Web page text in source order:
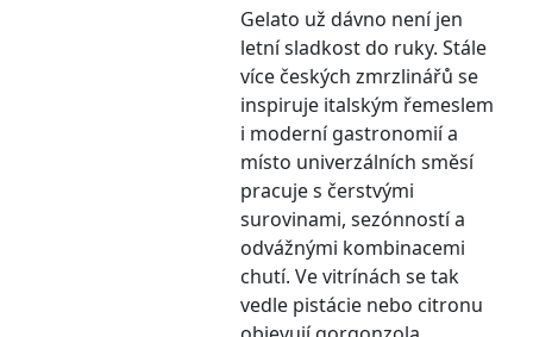
Gelato už dávno není jen
letní sladkost do ruky. Stále
více českých zmrzlinářů se
inspiruje italským řemeslem
i moderní gastronomií a
místo univerzálních směsí
pracuje s čerstvými
surovinami, sezónností a
odvážnými kombinacemi
chutí. Ve vitrínách se tak
vedle pistácie nebo citronu